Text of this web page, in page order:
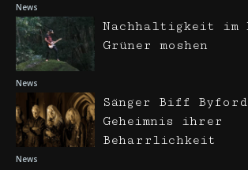
News
News
Nachhaltigkeit im
Grüner moshen
News
Sänger Biff
Geheimnis ihrer
Beharrlichkeit